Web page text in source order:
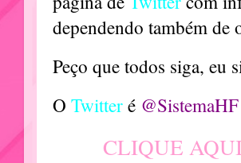
dependendo também de
Peço que todos siga, eu
O Twitteré @SistemaHF
CLIQUE